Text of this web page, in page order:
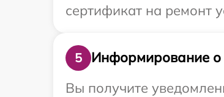
сертификат на ремонт
5
Информирование о
Вы получите